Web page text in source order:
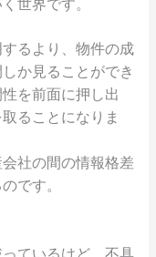
世界です。
るより、物件の成
か見ることができ
を前面に押し出
ることになりま
社の間の情報格差
です。